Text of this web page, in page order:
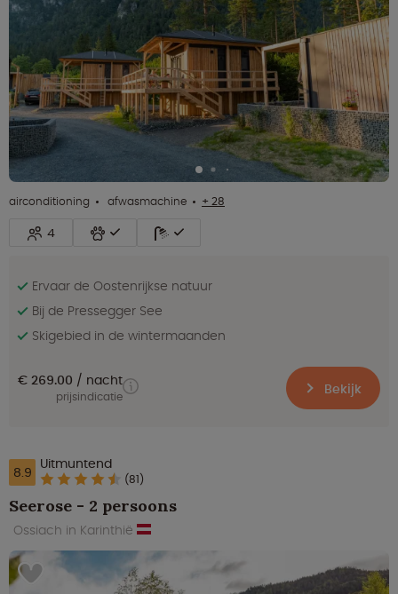
airconditioning afwasmachine + 28
4
Ervaar de Oostenrijkse natuur
Bij de Pressegger See
Skigebied in de wintermaanden
€ 269.00 nacht
prijsindicatie Bekijk
8.9 Uitmuntend
(81)
Seerose - 2 persoons
Ossiach in Karinthië